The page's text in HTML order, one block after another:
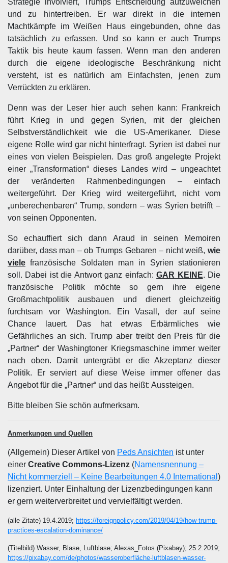
Strategie involviert, Trumps Entscheidung aufzuweichen
und zu hintertreiben. Er war direkt in die internen
Machtkämpfe im Weißen Haus eingebunden, ohne das
tatsächlich zu erfassen. Und so kann er auch Trumps
Taktik bis heute kaum fassen. Wenn man den anderen
durch die eigene ideologische Beschränkung nicht
versteht, ist es natürlich am Einfachsten, jenen zum
Verrückten zu erklären.
Denn was der Leser hier auch sehen kann: Frankreich
führt Krieg in und gegen Syrien, mit der gleichen
Selbstverständlichkeit wie die US-Amerikaner. Diese
eigene Rolle wird gar nicht hinterfragt. Syrien ist dabei nur
eines von vielen Beispielen. Das groß angelegte Projekt
einer „Transformation“ dieses Landes wird – ungeachtet
der veränderten Rahmenbedingungen – einfach
weitergeführt. Der Krieg wird weitergeführt, nicht vom
„unberechenbaren“ Trump, sondern – was Syrien betrifft –
von seinen Opponenten.
So echauffiert sich dann Araud in seinen Memoiren
darüber, dass man – ob Trumps Gebaren – nicht weiß, wie
viele französische Soldaten man in Syrien stationieren
soll. Dabei ist die Antwort ganz einfach:GAR KEINE. Die
französische Politik möchte so gern ihre eigene
Großmachtpolitik ausbauen und dienert gleichzeitig
furchtsam vor Washington. Ein Vasall, der auf seine
Chance lauert. Das hat etwas Erbärmliches wie
Gefährliches an sich. Trump aber treibt den Preis für die
„Partner“ der Washingtoner Kriegsmaschine immer weiter
nach oben. Damit untergräbt er die Akzeptanz dieser
Politik. Er serviert auf diese Weise immer offener das
Angebot für die „Partner“ und das heißt: Aussteigen.
Bitte bleiben Sie schön aufmerksam.
Anmerkungen und Quellen
(Allgemein) Dieser Artikel von Peds Ansichten ist unter
einer Creative Commons-Lizenz (Namensnennung –
Nicht kommerziell – Keine Bearbeitungen 4.0 International )
lizenziert. Unter Einhaltung der Lizenzbedingungen kann
er gern weiterverbreitet und vervielfältigt werden.
(alle Zitate) 19.4.2019; https://foreignpolicy.com/2019/04/19/how-trump-
practices-escalation-dominance/
(Titelbild) Wasser, Blase, Luftblase; Alexas_Fotos (Pixabay); 25.2.2019;
https://pixabay.com/de/photos/wasseroberfläche-luftblasen-wasser-